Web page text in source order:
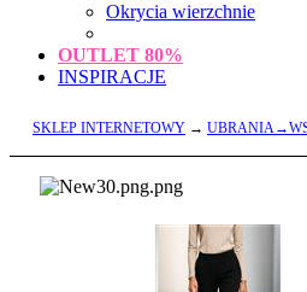
Okrycia wierzchnie
OUTLET 80%
INSPIRACJE
SKLEP INTERNETOWY →